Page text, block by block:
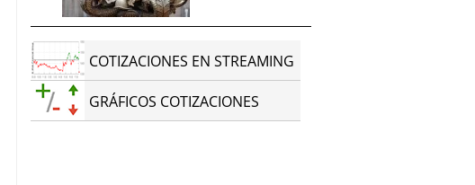
COTIZACIONES EN STREAMING
GRÁFICOS COTIZACIONES